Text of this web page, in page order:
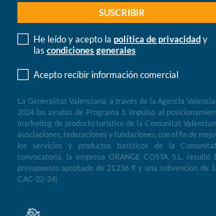
He leído y acepto la política de privacidady
las condiciones generales
Acepto recibir información comercial
La Generalitat Valenciana, a través de la Agencia
2024 las ayudas de Programa 1, Impulso al
marketing de producto turístico de la Comunitat
asociaciones, federaciones y fundaciones, con el fin de
los servicios y productos turísticos de la
convocatoria, la empresa ORANGE COSTA, S.L.
presupuesto aprobado de 21.236 € y una subvención de
CAC-22-24)